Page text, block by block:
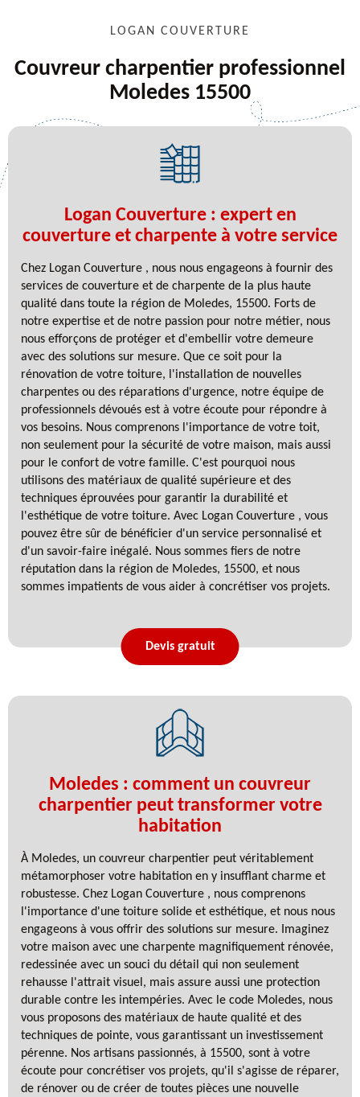
LOGAN COUVERTURE
Couvreur charpentier professionnel
Moledes 15500
Logan Couverture : expert en
couverture et charpente à votre service
Chez Logan Couverture , nous nous engageons à fournir des
services de couverture et de charpente de la plus haute
qualité dans toute la région de Moledes, 15500. Forts de
notre expertise et de notre passion pour notre métier, nous
nous efforçons de protéger et d'embellir votre demeure
avec des solutions sur mesure. Que ce soit pour la
rénovation de votre toiture, l'installation de nouvelles
charpentes ou des réparations d'urgence, notre équipe de
professionnels dévoués est à votre écoute pour répondre à
vos besoins. Nous comprenons l'importance de votre toit,
non seulement pour la sécurité de votre maison, mais aussi
pour le confort de votre famille. C'est pourquoi nous
utilisons des matériaux de qualité supérieure et des
techniques éprouvées pour garantir la durabilité et
l'esthétique de votre toiture. Avec Logan Couverture , vous
pouvez être sûr de bénéficier d'un service personnalisé et
d'un savoir-faire inégalé. Nous sommes fiers de notre
réputation dans la région de Moledes, 15500, et nous
sommes impatients de vous aider à concrétiser vos projets.
Devis gratuit
Moledes : comment un couvreur
charpentier peut transformer votre
habitation
À Moledes, un couvreur charpentier peut véritablement
métamorphoser votre habitation en y insufflant charme et
robustesse. Chez Logan Couverture , nous comprenons
l'importance d'une toiture solide et esthétique, et nous nous
engageons à vous offrir des solutions sur mesure. Imaginez
votre maison avec une charpente magnifiquement rénovée,
redessinée avec un souci du détail qui non seulement
rehausse l'attrait visuel, mais assure aussi une protection
durable contre les intempéries. Avec le code Moledes, nous
vous proposons des matériaux de haute qualité et des
techniques de pointe, vous garantissant un investissement
pérenne. Nos artisans passionnés, à 15500, sont à votre
écoute pour concrétiser vos projets, qu'il s'agisse de réparer,
de rénover ou de créer de toutes pièces une nouvelle